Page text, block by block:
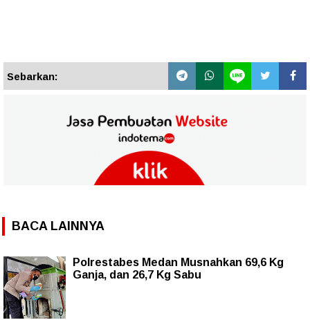
Sebarkan:
BACA LAINNYA
Polrestabes Medan Musnahkan 69,6 Kg
Ganja, dan 26,7 Kg Sabu